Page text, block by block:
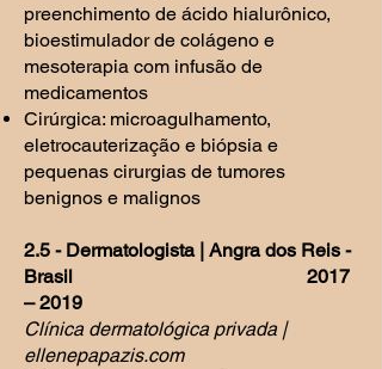
preenchimento de ácido hialurônico,
bioestimulador de colágeno e
mesoterapia com infusão de
medicamentos
Cirúrgica: microagulhamento,
eletrocauterização e biópsia e
pequenas cirurgias de tumores
benignos e malignos
2.5 - Dermatologista | Angra dos Reis -
Brasil 2017
– 2019
Clínica dermatológica privada |
ellenepapazis.com